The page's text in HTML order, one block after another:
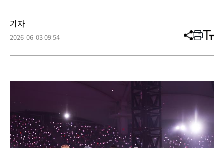
기자
2026-06-03 09:54 分
章
打 调
小